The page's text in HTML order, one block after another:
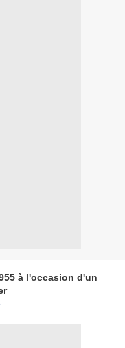
à l'occasion d'un